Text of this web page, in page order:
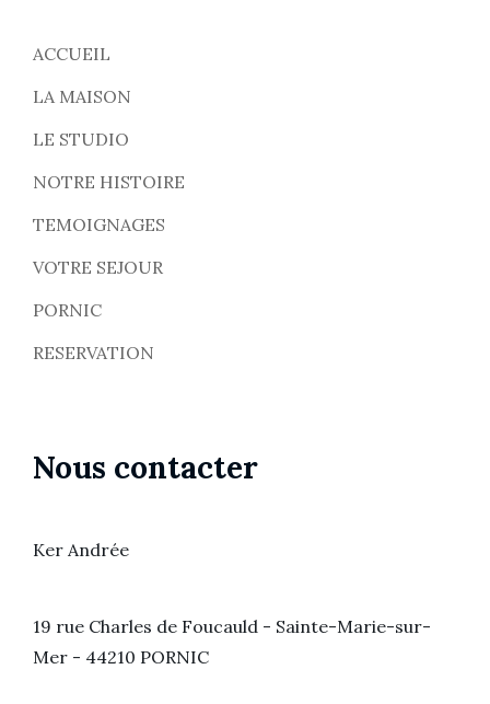
ACCUEIL
LA MAISON
LE STUDIO
NOTRE HISTOIRE
TEMOIGNAGES
VOTRE SEJOUR
PORNIC
RESERVATION
Nous contacter
Ker Andrée
19 rue Charles de Foucauld - Sainte-Marie-sur-
Mer - 44210 PORNIC